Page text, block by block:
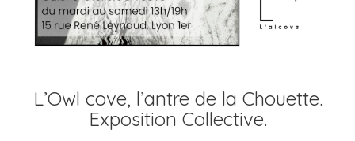
L’Owl cove, l’antre de la Chouette.
Exposition Collective.